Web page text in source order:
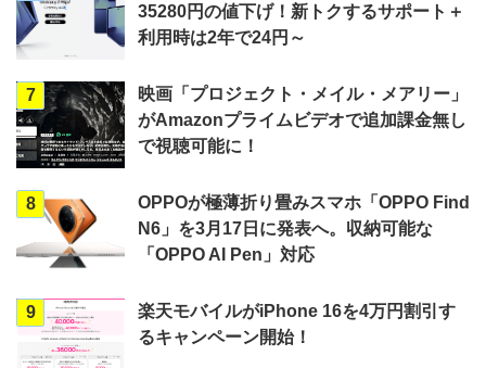
35280円の値下げ！新トクするサポート＋
利用時は2年で24円～
7
映画「プロジェクト・メイル・メアリー」
がAmazonプライムビデオで追加課金無し
で視聴可能に！
8
OPPOが極薄折り畳みスマホ「OPPO Find
N6」を3月17日に発表へ。収納可能な
「OPPO AI Pen」対応
9
楽天モバイルがiPhone 16を4万円割引す
るキャンペーン開始！